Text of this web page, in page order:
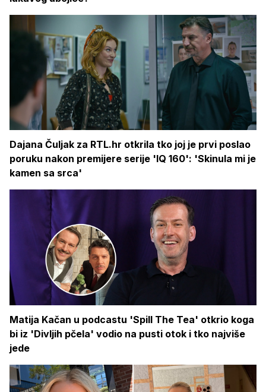
Dajana Čuljak za RTL.hr otkrila tko joj je prvi poslao
poruku nakon premijere serije 'IQ 160': 'Skinula mi je
kamen sa srca'
Matija Kačan u podcastu 'Spill The Tea' otkrio koga
bi iz 'Divljih pčela' vodio na pusti otok i tko najviše
jede